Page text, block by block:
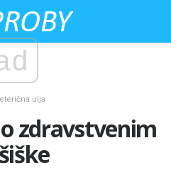
ulja
zdravstvenim